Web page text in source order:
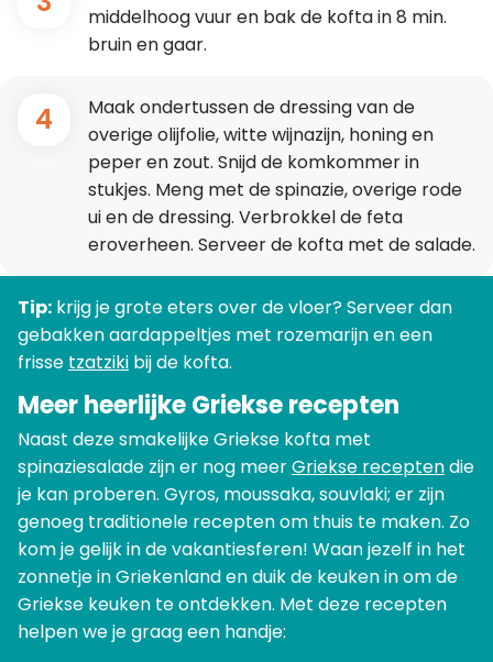
middelhoog vuur en bak de kofta in 8 min.
bruin en gaar.
4
Maak ondertussen de dressing van de
overige olijfolie, witte wijnazijn, honing en
peper en zout. Snijd de komkommer in
stukjes. Meng met de spinazie, overige rode
ui en de dressing. Verbrokkel de feta
eroverheen. Serveer de kofta met de salade.
Tip: krijg je grote eters over de vloer? Serveer dan
gebakken aardappeltjes met rozemarijn en een
frisse tzatziki bij de kofta.
Meer heerlijke Griekse recepten
Naast deze smakelijke Griekse kofta met
spinaziesalade zijn er nog meerGriekse receptendie
je kan proberen. Gyros, moussaka, souvlaki; er zijn
genoeg traditionele recepten om thuis te maken. Zo
kom je gelijk in de vakantiesferen! Waan jezelf in het
zonnetje in Griekenland en duik de keuken in om de
Griekse keuken te ontdekken. Met deze recepten
helpen we je graag een handje: